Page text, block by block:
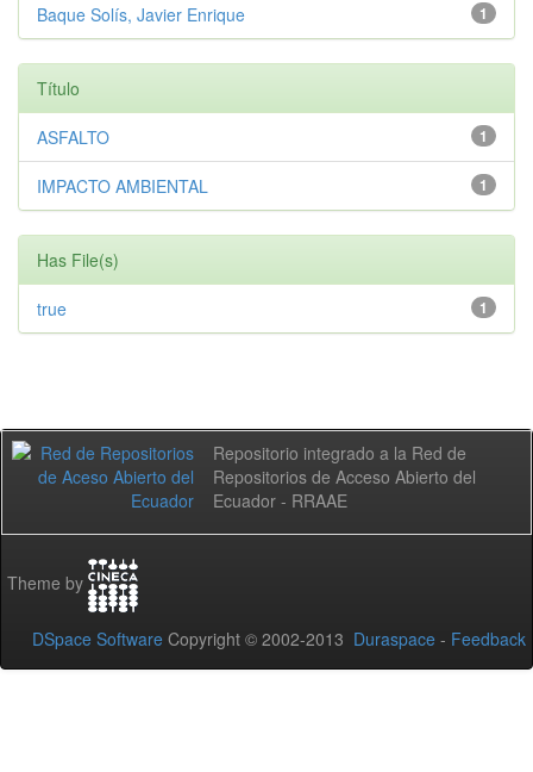
1
Baque Solís, Javier Enrique
Título
1
ASFALTO
1
IMPACTO AMBIENTAL
Has File(s)
1
true
Repositorio integrado a la Red de
Repositorios de Acceso Abierto del
Ecuador - RRAAE
Theme by
DSpace Software Copyright © 2002-2013 Duraspace - Feedback